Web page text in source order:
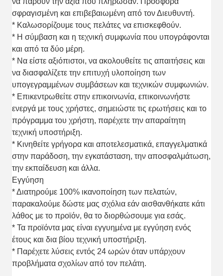
σφραγισμένη και επιβεβαιωμένη από τον Διευθυντή.
* Καλωσορίζουμε τους πελάτες να επισκεφθούν.
* Η σύμβαση και η τεχνική συμφωνία που υπογράφονται
και από τα δύο μέρη.
* Να είστε αξιόπιστοι, να ακολουθείτε τις απαιτήσεις και
να διασφαλίζετε την επιτυχή υλοποίηση των
υπογεγραμμένων συμβάσεων και τεχνικών συμφωνιών.
* Επικεντρωθείτε στην επικοινωνία, επικοινωνήστε
ενεργά με τους χρήστες, σημειώστε τις ερωτήσεις και το
πρόγραμμα του χρήστη, παρέχετε την απαραίτητη
τεχνική υποστήριξη.
* Κινηθείτε γρήγορα και αποτελεσματικά, επαγγελματικά
στην παράδοση, την εγκατάσταση, την αποσφαλμάτωση,
την εκπαίδευση και άλλα.
Εγγύηση
* Διατηρούμε 100% ικανοποίηση των πελατών,
παρακαλούμε δώστε μας σχόλια εάν αισθανθήκατε κάτι
λάθος με το προϊόν, θα το διορθώσουμε για εσάς.
* Τα προϊόντα μας είναι εγγυημένα με εγγύηση ενός
έτους και δια βίου τεχνική υποστήριξη.
* Παρέχετε λύσεις εντός 24 ωρών όταν υπάρχουν
προβλήματα σχολίων από τον πελάτη.